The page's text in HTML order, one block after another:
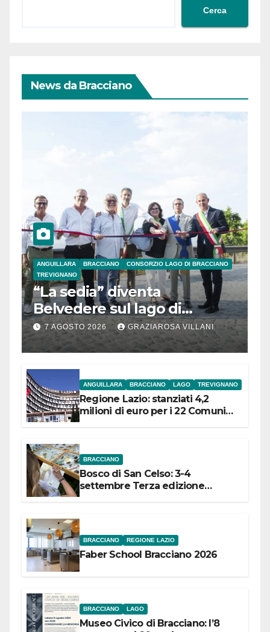
Cerca
News da Bracciano
ANGUILLARA BRACCIANO
CONSORZIO LAGO DI BRACCIANO
TREVIGNANO
“La sedia” diventa
Belvedere sul lago di
Bracciano: ieri
l’inaugurazione
7 AGOSTO 2026 GRAZIAROSA VILLANI
ANGUILLARA BRACCIANO LAGO TREVIGNANO
Regione Lazio: stanziati 4,2
milioni di euro per i 22 Comuni
BRACCIANO
Bosco di San Celso: 3-4
settembre Terza edizione
BRACCIANO REGIONE LAZIO
Faber School Bracciano 2026
BRACCIANO LAGO
Museo Civico di Bracciano: l’8